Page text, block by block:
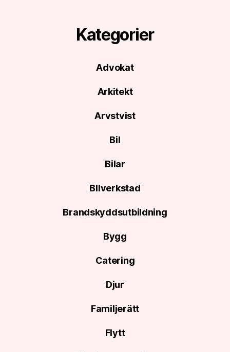
Kategorier
Advokat
Arkitekt
Arvstvist
Bil
Bilar
BIlverkstad
Brandskyddsutbildning
Bygg
Catering
Djur
Familjerätt
Flytt